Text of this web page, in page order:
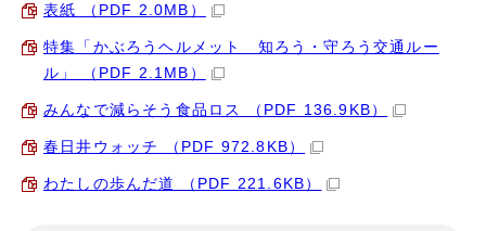
表紙 （PDF 2.0MB）
特集「かぶろうヘルメット 知ろう・守ろう交通ルー
ル」 （PDF 2.1MB）
みんなで減らそう食品ロス （PDF 136.9KB）
春日井ウォッチ （PDF 972.8KB）
わたしの歩んだ道 （PDF 221.6KB）